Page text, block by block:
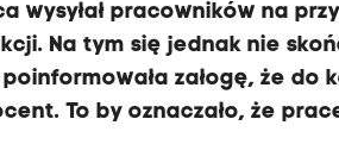
wysyłał pracowników na
Na tym się jednak nie
załogę, że do
To by oznaczało, że